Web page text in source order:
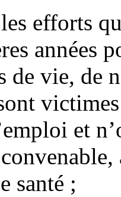
efforts
années
de vie, de
et
santé ;